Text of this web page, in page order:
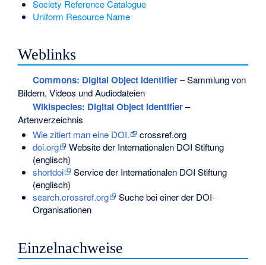
Society Reference Catalogue
Uniform Resource Name
Weblinks
Commons: Digital Object Identifier– Sammlung von
Bildern, Videos und Audiodateien
Wikispecies: Digital Object Identifier–
Artenverzeichnis
Wie zitiert man eine DOI.
crossref.org
doi.org
Website der Internationalen DOI Stiftung
(englisch)
shortdoi
Service der Internationalen DOI Stiftung
(englisch)
search.crossref.org
Suche bei einer der DOI-
Organisationen
Einzelnachweise